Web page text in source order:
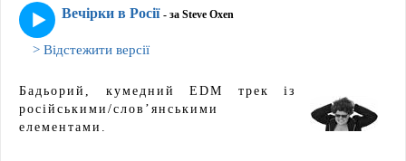
Вечірки в Росії - за Steve Oxen
> Відстежити версії
Бадьорий, кумедний EDM трек із
російськими/слов’янськими
елементами.